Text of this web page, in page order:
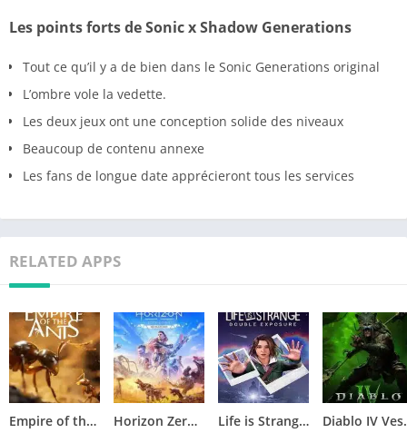
Les points forts de Sonic x Shadow Generations
Tout ce qu’il y a de bien dans le Sonic Generations original
L’ombre vole la vedette.
Les deux jeux ont une conception solide des niveaux
Beaucoup de contenu annexe
Les fans de longue date apprécieront tous les services
RELATED APPS
Empire of the Ants Télécharger jeu PC Horizon Zero Dawn Remastered Télécharger jeu PC Life is Strange Double Exposure Télécharger jeu PC Diablo IV